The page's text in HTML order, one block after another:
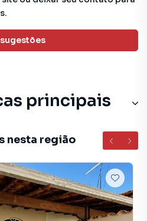
principais
nesta região